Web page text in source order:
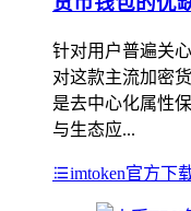
针对用户普遍关
对这款主流加密
是去中心化属性
与生态应...
imtoken官方下